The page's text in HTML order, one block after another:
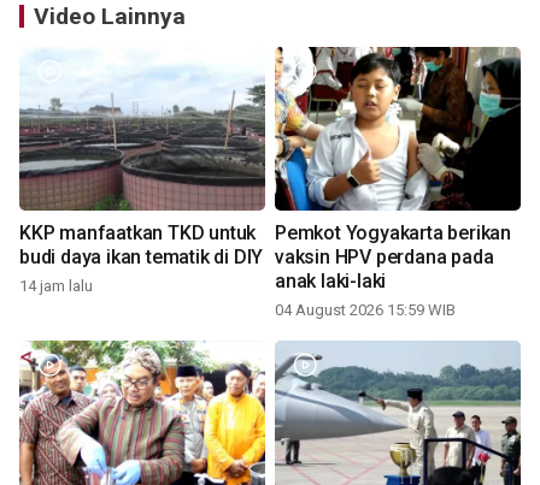
Video Lainnya
KKP manfaatkan TKD untuk
budi daya ikan tematik di DIY
14 jam lalu
Pemkot Yogyakarta berikan
vaksin HPV perdana pada
anak laki-laki
04 August 2026 15:59 WIB